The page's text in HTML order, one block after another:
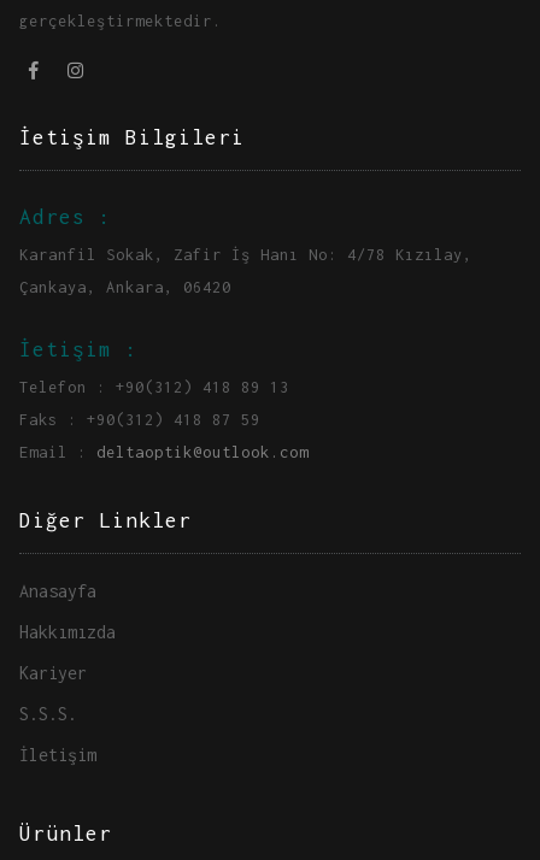
gerçekleştirmektedir.
İetişim Bilgileri
Adres :
Karanfil Sokak, Zafir İş Hanı No: 4/78 Kızılay,
Çankaya, Ankara, 06420
İetişim :
Telefon : +90(312) 418 89 13
Faks : +90(312) 418 87 59
Email : deltaoptik@outlook.com
Diğer Linkler
Anasayfa
Hakkımızda
Kariyer
S.S.S.
İletişim
Ürünler